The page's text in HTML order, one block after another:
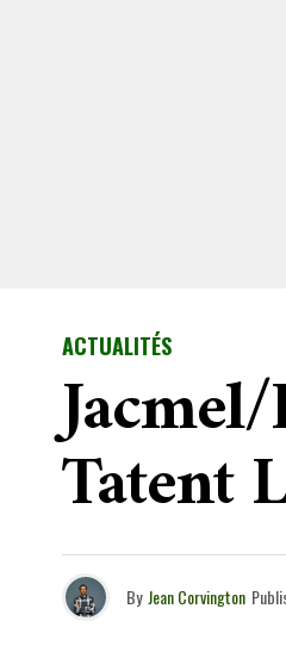
ACTUALITÉS
Tatent
By Jean Corvington